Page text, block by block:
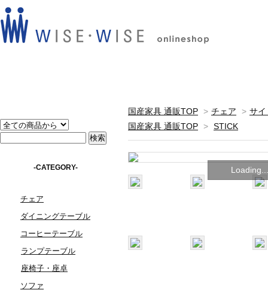
国産家具 通販TOP > チェア > サイ
国産家具 通販TOP > STICK
-CATEGORY-
チェア
ダイニングテーブル
コーヒーテーブル
ランプテーブル
座椅子・座卓
ソファ